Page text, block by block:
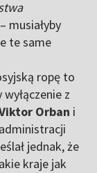
musiałyby
te same
ropę to
z
Orban i
jednak, że
kraje jak